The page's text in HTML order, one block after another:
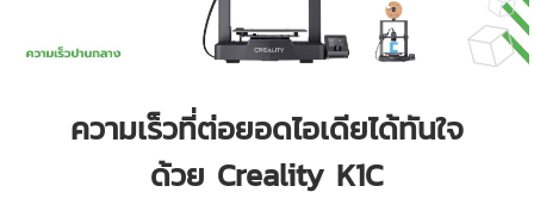
ความเร็วที่ต่อยอดไอเดียได้ทันใจ
ด้วย Creality K1C